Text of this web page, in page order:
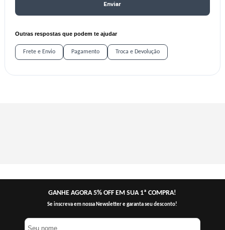
Enviar
Outras respostas que podem te ajudar
Frete e Envio Pagamento Troca e Devolução
GANHE AGORA 5% OFF EM SUA 1ª COMPRA!
Se inscreva em nossa Newsletter e garanta seu desconto!